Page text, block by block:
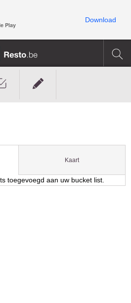
Kaart
toegevoegd aan uw bucket list.
Play
Download